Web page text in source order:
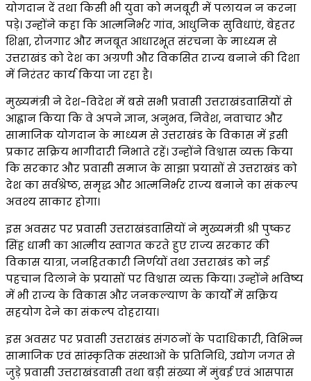
योगदान दें तथा किसी भी युवा को मजबूरी में पलायन न करना
पड़े। उन्होंने कहा कि आत्मनिर्भर गांव, आधुनिक सुविधाएं, बेहतर
शिक्षा, रोजगार और मजबूत आधारभूत संरचना के माध्यम से
उत्तराखंड को देश का अग्रणी और विकसित राज्य बनाने की दिशा
में निरंतर कार्य किया जा रहा है।
मुख्यमंत्री ने देश-विदेश में बसे सभी प्रवासी उत्तराखंडवासियों से
आह्वान किया कि वे अपने ज्ञान, अनुभव, निवेश, नवाचार और
सामाजिक योगदान के माध्यम से उत्तराखंड के विकास में इसी
प्रकार सक्रिय भागीदारी निभाते रहें। उन्होंने विश्वास व्यक्त किया
कि सरकार और प्रवासी समाज के साझा प्रयासों से उत्तराखंड को
देश का सर्वश्रेष्ठ, समृद्ध और आत्मनिर्भर राज्य बनाने का संकल्प
अवश्य साकार होगा।
इस अवसर पर प्रवासी उत्तराखंडवासियों ने मुख्यमंत्री श्री पुष्कर
सिंह धामी का आत्मीय स्वागत करते हुए राज्य सरकार की
विकास यात्रा, जनहितकारी निर्णयों तथा उत्तराखंड को नई
पहचान दिलाने के प्रयासों पर विश्वास व्यक्त किया। उन्होंने भविष्य
में भी राज्य के विकास और जनकल्याण के कार्यों में सक्रिय
सहयोग देने का संकल्प दोहराया।
इस अवसर पर प्रवासी उत्तराखंड संगठनों के पदाधिकारी, विभिन्न
सामाजिक एवं सांस्कृतिक संस्थाओं के प्रतिनिधि, उद्योग जगत से
जुड़े प्रवासी उत्तराखंडवासी तथा बड़ी संख्या में मुंबई एवं आसपास